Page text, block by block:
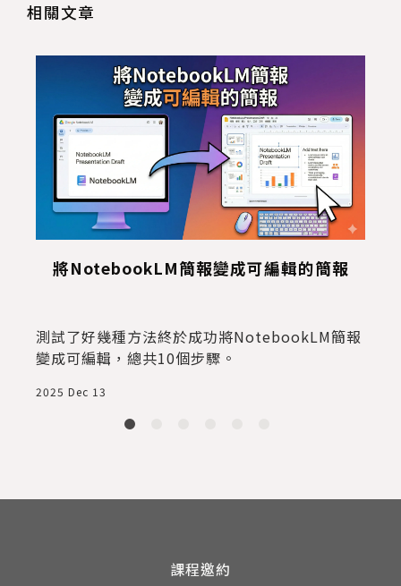
相關文章
將NotebookLM簡報變成可編輯的簡報
測試了好幾種方法終於成功將NotebookLM簡報
變成可編輯，總共10個步驟。
2025 Dec 13
課程邀約